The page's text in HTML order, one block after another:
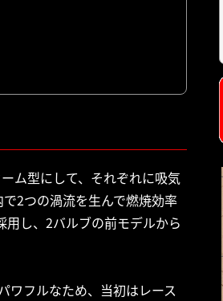
ム型にして、それぞれに吸気
2つの渦流を生んで燃焼効率
用し、2バルブの前モデルから
ワフルなため、当初はレース